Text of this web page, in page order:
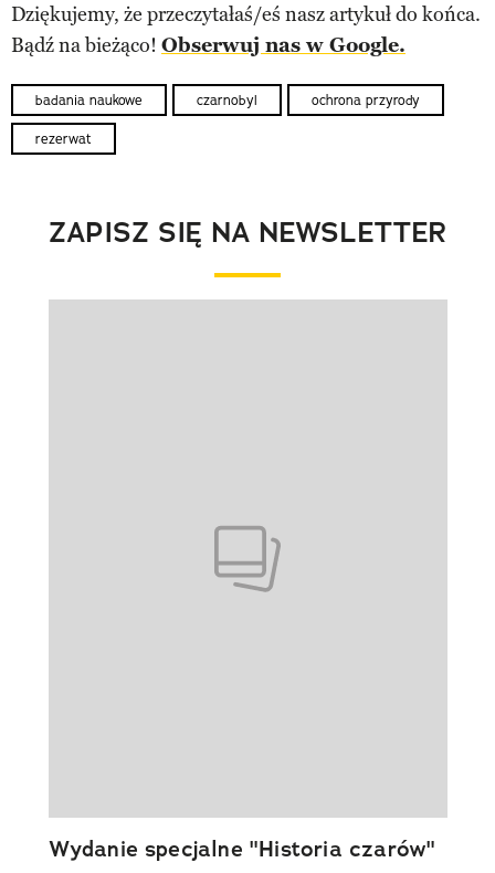
Dziękujemy, że przeczytałaś/eś nasz artykuł do końca.
Bądź na bieżąco! Obserwuj nas w Google.
badania naukowe czarnobyl ochrona przyrody
rezerwat
ZAPISZ SIĘ NA NEWSLETTER
Wydanie specjalne "Historia czarów"